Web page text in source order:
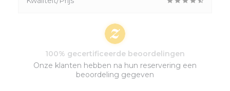
100% gecertificeerde beoordelingen
Onze klanten hebben na hun reservering een
beoordeling gegeven